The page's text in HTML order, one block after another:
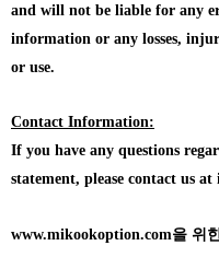
and will not be liable for any
information or any losses,
or use.
Contact Information:
If you have any questions
statement, please contact us
www.mikookoption.com을 위